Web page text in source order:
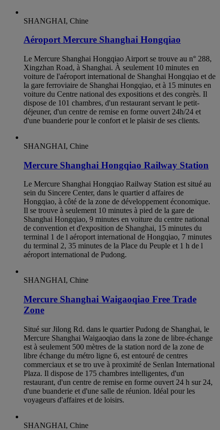
SHANGHAI, Chine
Aéroport Mercure Shanghai Hongqiao
Le Mercure Shanghai Hongqiao Airport se trouve au n° 288,
Xingzhan Road, à Shanghai. À seulement 10 minutes en
voiture de l'aéroport international de Shanghai Hongqiao et de
la gare ferroviaire de Shanghai Hongqiao, et à 15 minutes en
voiture du Centre national des expositions et des congrès. Il
dispose de 101 chambres, d'un restaurant servant le petit-
déjeuner, d'un centre de remise en forme ouvert 24h/24 et
d'une buanderie pour le confort et le plaisir de ses clients.
SHANGHAI, Chine
Mercure Shanghai Hongqiao Railway Station
Le Mercure Shanghai Hongqiao Railway Station est situé au
sein du Sincere Center, dans le quartier d affaires de
Hongqiao, à côté de la zone de développement économique.
Il se trouve à seulement 10 minutes à pied de la gare de
Shanghai Hongqiao, 9 minutes en voiture du centre national
de convention et d'exposition de Shanghai, 15 minutes du
terminal 1 de l aéroport international de Hongqiao, 7 minutes
du terminal 2, 35 minutes de la Place du Peuple et 1 h de l
aéroport international de Pudong.
SHANGHAI, Chine
Mercure Shanghai Waigaoqiao Free Trade
Zone
Situé sur Jilong Rd. dans le quartier Pudong de Shanghai, le
Mercure Shanghai Waigaoqiao dans la zone de libre-échange
est à seulement 500 mètres de la station nord de la zone de
libre échange du métro ligne 6, est entouré de centres
commerciaux et se tro uve à proximité de Senlan International
Plaza. Il dispose de 175 chambres intelligentes, d'un
restaurant, d'un centre de remise en forme ouvert 24 h sur 24,
d'une buanderie et d'une salle de réunion. Idéal pour les
voyageurs d'affaires et de loisirs.
SHANGHAI, Chine